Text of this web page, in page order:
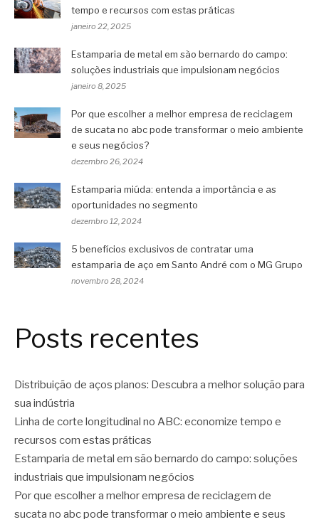
tempo e recursos com estas práticas
janeiro 22, 2025
Estamparia de metal em são bernardo do campo:
soluções industriais que impulsionam negócios
janeiro 8, 2025
Por que escolher a melhor empresa de reciclagem
de sucata no abc pode transformar o meio ambiente
e seus negócios?
dezembro 26, 2024
Estamparia miúda: entenda a importância e as
oportunidades no segmento
dezembro 12, 2024
5 benefícios exclusivos de contratar uma
estamparia de aço em Santo André com o MG Grupo
novembro 28, 2024
Posts recentes
Distribuição de aços planos: Descubra a melhor solução para
sua indústria
Linha de corte longitudinal no ABC: economize tempo e
recursos com estas práticas
Estamparia de metal em são bernardo do campo: soluções
industriais que impulsionam negócios
Por que escolher a melhor empresa de reciclagem de
sucata no abc pode transformar o meio ambiente e seus